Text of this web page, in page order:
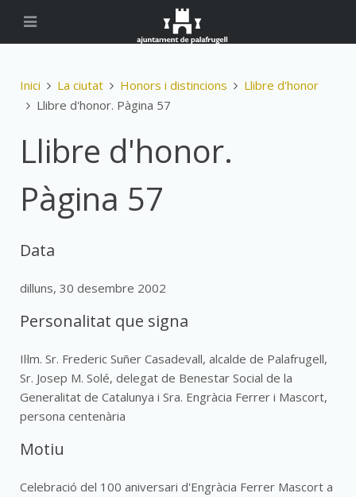
Inici La ciutat Honors i distincions
Llibre d'honor
Llibre d'honor. Pàgina 57
Llibre d'honor.
Pàgina 57
Data
dilluns, 30 desembre 2002
Personalitat que signa
Il·lm. Sr. Frederic Suñer Casadevall, alcalde de Palafrugell,
Sr. Josep M. Solé, delegat de Benestar Social de la
Generalitat de Catalunya i Sra. Engràcia Ferrer i Mascort,
persona centenària
Motiu
Celebració del 100 aniversari d'Engràcia Ferrer Mascort a